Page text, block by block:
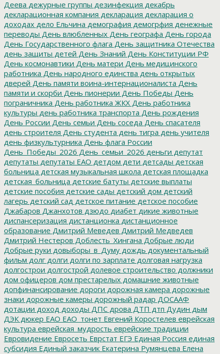
Деева дежурные группы дезинфекция декабрь
декларационная компания декларация декларация о
доходах дело Ельчина демография демогрфия денежные
переводы День влюбленных День географа День города
День Государственного флага День защитника Отечества
день защиты детей День Знаний День Конституции РФ
День космонавтики День матери День медицинского
работника День народного единства день открытых
дверей День памяти воина-интернационалиста День
памяти и скорби День пионерии День Победы День
пограничника День работника ЖКХ День работника
культуры день работника транспорта День рождения
День России День семьи День соседа День спасателя
день строителя День студента день тигра день учителя
день физкультурника День флага России
День_Победы_2026 День_семьи_2026 деньги депутат
депутаты депутаты ЕАО детдом дети детсады детская
больница детская музыкальная школа детская площадка
детская_больница детские батуты детские выплаты
детские пособия детские сады детский дом детский
лагерь детский сад детское питание детское пособие
Джабаров Джанхотов дзюдо диабет дикие животные
диспансеризация дистанционка дистанционное
образование Дмитрий Меведев Дмитрий Медведев
Дмитрий Нестеров Доблесть_Хингана Добрые люди
Добрые руки довыборы_в_Думу дождь документальный
фильм долг долги долги по зарплате долговая нагрузка
долгострои долгострой долевое строительство должники
дом офицеров дом престарелых домашние животные
допфинансирование дороги дорожная камера дорожные
знаки дорожные камеры дорожный радар ДОСААФ
дотации доход доходы ДПС дрова ДТП дтп Дудин дым
ДЭК дюкер ЕАО ЕАО_тонет Евгений Коростелев еврейская
культура еврейская_мудрость еврейские традиции
Евровидение Евросеть Еврстат ЕГЭ Единая Россия единая
субсидия Единый заказчик Екатерина Румянцева Елена